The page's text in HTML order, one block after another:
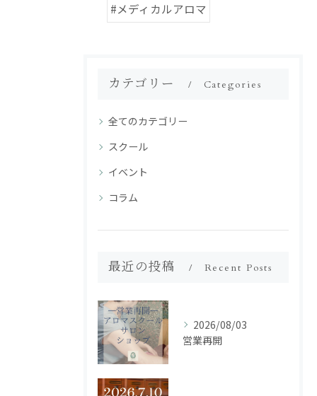
#メディカルアロマ
カテゴリー Categories
全てのカテゴリー
スクール
イベント
コラム
最近の投稿 Recent Posts
2026/08/03
営業再開